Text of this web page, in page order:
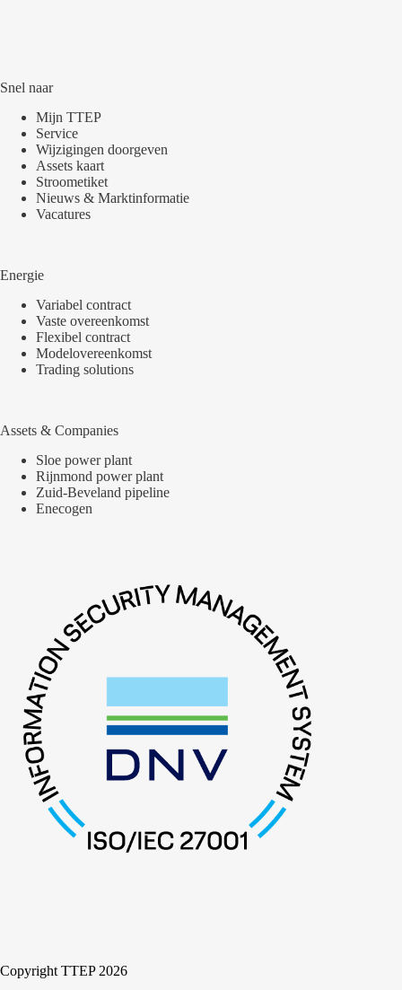
Snel naar
Mijn TTEP
Service
Wijzigingen doorgeven
Assets kaart
Stroometiket
Nieuws & Marktinformatie
Vacatures
Energie
Variabel contract
Vaste overeenkomst
Flexibel contract
Modelovereenkomst
Trading solutions
Assets & Companies
Sloe power plant
Rijnmond power plant
Zuid-Beveland pipeline
Enecogen
Copyright TTEP 2026